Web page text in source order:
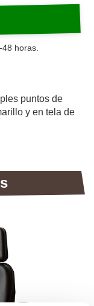
horas.
puntos de
y en tela de